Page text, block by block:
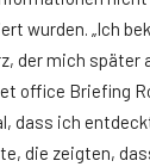
wurden. „Ich
der mich später
office Briefing
dass ich
die zeigten,